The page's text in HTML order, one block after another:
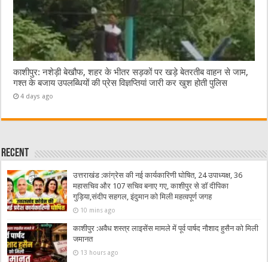
काशीपुर: नशेड़ी बेखौफ, शहर के भीतर सड़कों पर खड़े बेतरतीब वाहन से जाम,
गश्त के बजाय उपलब्धियों की प्रेस विज्ञप्तियां जारी कर खुश होती पुलिस
4 days ago
Recent
उत्तराखंड :कांग्रेस की नई कार्यकारिणी घोषित, 24 उपाध्यक्ष, 36
महासचिव और 107 सचिव बनाए गए, काशीपुर से डॉ दीपिका
गुड़िया,संदीप सहगल, इंदुमान को मिली महत्वपूर्ण जगह
10 mins ago
काशीपुर :अवैध शस्त्र लाइसेंस मामले में पूर्व पार्षद नौशाद हुसैन को मिली
जमानत
13 hours ago